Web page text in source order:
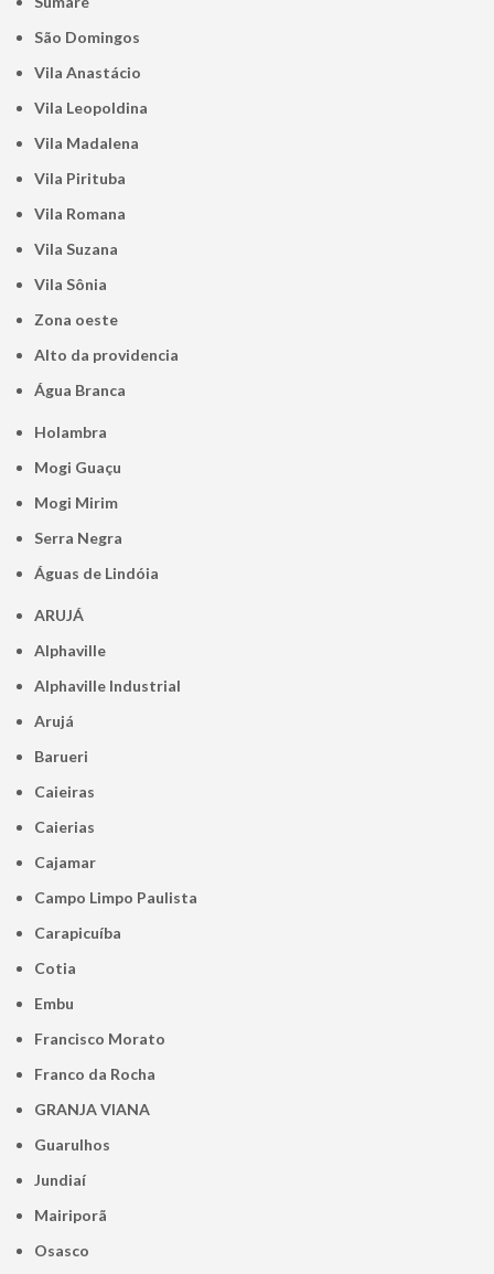
São Domingos
Vila Anastácio
Vila Leopoldina
Vila Madalena
Vila Pirituba
Vila Romana
Vila Suzana
Vila Sônia
Zona oeste
alto da providencia
Água Branca
Holambra
Mogi Guaçu
Mogi Mirim
Serra Negra
Águas de Lindóia
ARUJÁ
Alphaville
Alphaville Industrial
Arujá
Barueri
Caieiras
Caierias
Cajamar
Campo Limpo Paulista
Carapicuíba
Cotia
Embu
Francisco Morato
Franco da Rocha
GRANJA VIANA
Guarulhos
Jundiaí
Mairiporã
Osasco